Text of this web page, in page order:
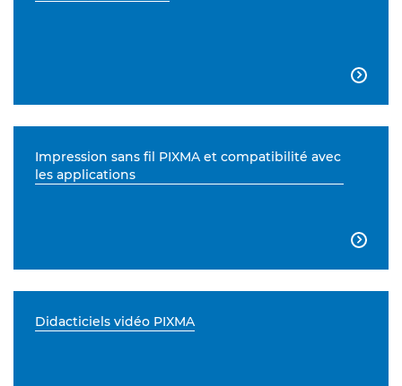

Impression sans fil PIXMA et compatibilité avec
les applications

Didacticiels vidéo PIXMA